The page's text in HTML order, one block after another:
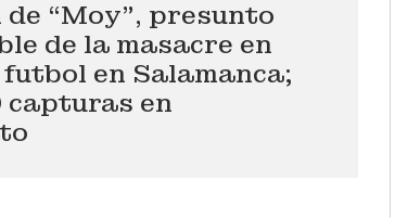
“Moy”, presunto
de la masacre en
en Salamanca;
capturas en